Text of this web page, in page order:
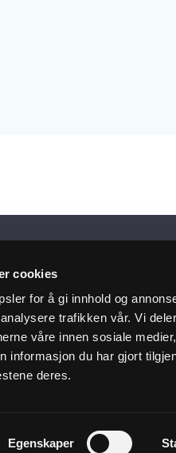
cookies
for å gi innhold og
trafikken vår. Vi
våre innen sosiale
informasjon du har gjort
deres.
Egenskaper
nytt i
deg på nyhetsbrev